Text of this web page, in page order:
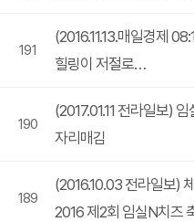
191
(2016.11.13.매일경제
힐링이 저절로…
190
(2017.01.11 전라일보)
자리매김
189
(2016.10.03 전라일보)
2016 제2회 임실N치즈